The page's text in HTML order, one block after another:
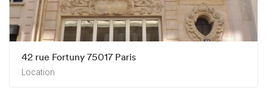
42 rue Fortuny 75017 Paris
Location